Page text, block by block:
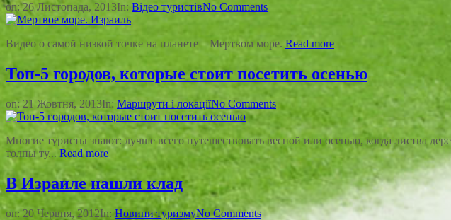
on:26 Листопада, 2013In: Відео туристівNo Comments
Видео о самой низкой точке на планете – Мертвом море. Read more
Топ-5 городов, которые стоит посетить осенью
on: 21 Жовтня, 2013In: Маршрути і локаціїNo Comments
Многие туристы знают: лучше всего путешествовать весной или осенью, когда листва
толпы ту... Read more
В Израиле нашли клад
on: 20 Червня, 2012In: Новини туризмуNo Comments